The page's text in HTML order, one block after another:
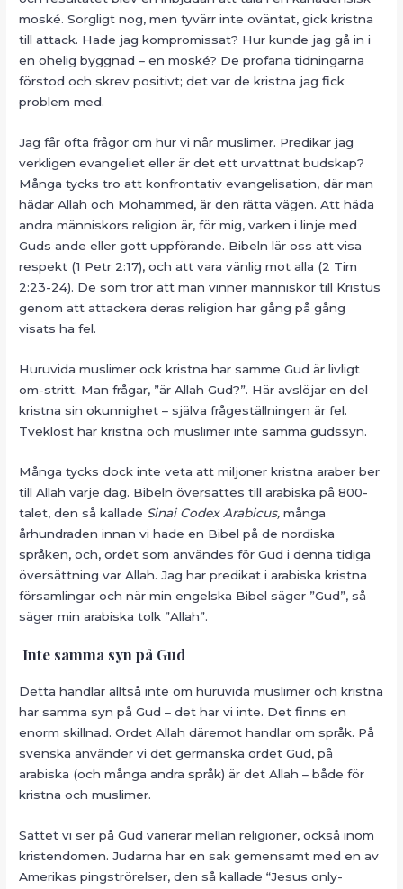
moské. Sorgligt nog, men tyvärr inte oväntat, gick kristna
till attack. Hade jag kompromissat? Hur kunde jag gå in i
en ohelig byggnad – en moské? De profana tidningarna
förstod och skrev positivt; det var de kristna jag fick
problem med.
Jag får ofta frågor om hur vi når muslimer. Predikar jag
verkligen evangeliet eller är det ett urvattnat budskap?
Många tycks tro att konfrontativ evangelisation, där man
hädar Allah och Mohammed, är den rätta vägen. Att häda
andra människors religion är, för mig, varken i linje med
Guds ande eller gott uppförande. Bibeln lär oss att visa
respekt (1 Petr 2:17), och att vara vänlig mot alla (2 Tim
2:23-24). De som tror att man vinner människor till Kristus
genom att attackera deras religion har gång på gång
visats ha fel.
Huruvida muslimer ock kristna har samme Gud är livligt
om-stritt. Man frågar, ”är Allah Gud?”. Här avslöjar en del
kristna sin okunnighet – själva frågeställningen är fel.
Tveklöst har kristna och muslimer inte samma gudssyn.
Många tycks dock inte veta att miljoner kristna araber ber
till Allah varje dag. Bibeln översattes till arabiska på 800-
talet, den så kallade Sinai Codex Arabicus, många
århundraden innan vi hade en Bibel på de nordiska
språken, och, ordet som användes för Gud i denna tidiga
översättning var Allah. Jag har predikat i arabiska kristna
församlingar och när min engelska Bibel säger ”Gud”, så
säger min arabiska tolk ”Allah”.
Inte samma syn på Gud
Detta handlar alltså inte om huruvida muslimer och kristna
har samma syn på Gud – det har vi inte. Det finns en
enorm skillnad. Ordet Allah däremot handlar om språk. På
svenska använder vi det germanska ordet Gud, på
arabiska (och många andra språk) är det Allah – både för
kristna och muslimer.
Sättet vi ser på Gud varierar mellan religioner, också inom
kristendomen. Judarna har en sak gemensamt med en av
Amerikas pingströrelser, den så kallade “Jesus only-